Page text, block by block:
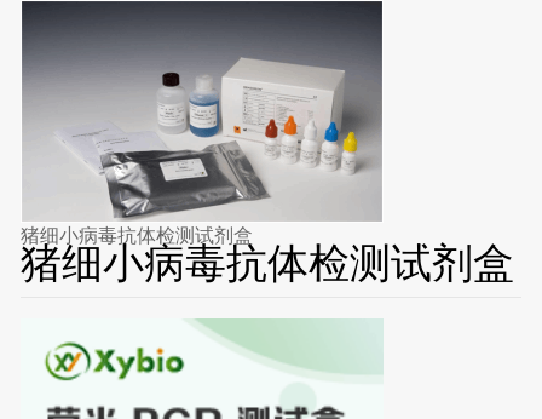
猪细小病毒抗体检测试剂盒
猪细小病毒抗体检测试剂盒